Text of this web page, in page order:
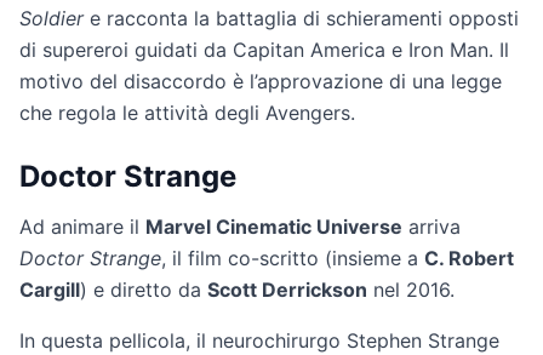
Soldiere racconta la battaglia di schieramenti opposti
di supereroi guidati da Capitan America e Iron Man. Il
motivo del disaccordo è l’approvazione di una legge
che regola le attività degli Avengers.
Doctor Strange
Ad animare il Marvel Cinematic Universe arriva
Doctor Strange, il film co-scritto (insieme a C. Robert
Cargill) e diretto da Scott Derrickson nel 2016.
In questa pellicola, il neurochirurgo Stephen Strange